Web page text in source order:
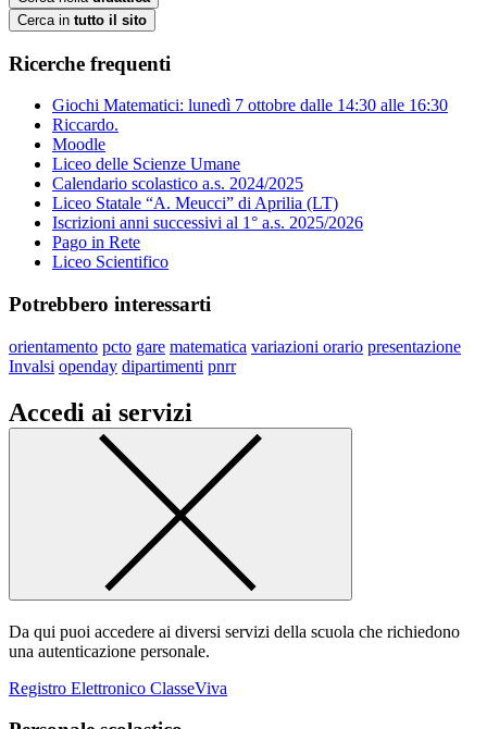
Cerca in tutto il sito
Ricerche frequenti
Giochi Matematici: lunedì 7 ottobre dalle 14:30 alle 16:30
Riccardo.
Moodle
Liceo delle Scienze Umane
Calendario scolastico a.s. 2024/2025
Liceo Statale “A. Meucci” di Aprilia (LT)
Iscrizioni anni successivi al 1° a.s. 2025/2026
Pago in Rete
Liceo Scientifico
Potrebbero interessarti
orientamento pcto gare matematica variazioni orario presentazione
Invalsi openday dipartimenti pnrr
Accedi ai servizi
Da qui puoi accedere ai diversi servizi della scuola che richiedono
una autenticazione personale.
Registro Elettronico ClasseViva